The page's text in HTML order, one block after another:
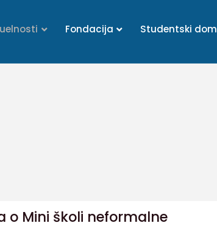
Fondacija Studentski dom
o Mini školi neformalne